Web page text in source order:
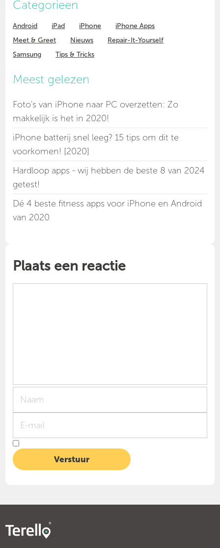
Categorieen
Android iPad iPhone
iPhone Apps
Meet & Greet
Nieuws
Repair-It-Yourself
Samsung
Tips & Tricks
Meest gelezen
Foto's van iPhone naar PC overzetten: Zo
makkelijk is het in 2020!
iPhone batterij snel leeg? 15 tips om dit te
voorkomen! [2020]
Hardloop apps - wij hebben de beste 8 van 2024
getest!
Dé 4 beste fitness apps voor iPhone en Android
van 2020
Plaats een reactie